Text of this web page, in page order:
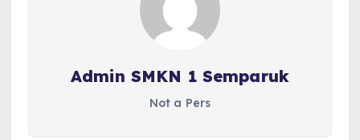
Admin SMKN 1 Semparuk
Not a Pers